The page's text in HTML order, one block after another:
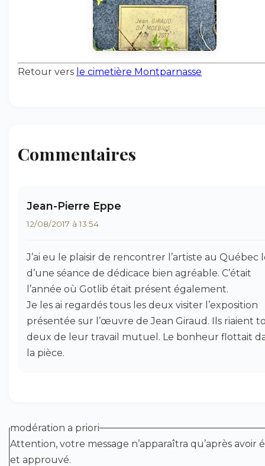
Retour vers le cimetière Montparnasse
Commentaires
Jean-Pierre Eppe
12/08/2017 à 13:54
J’ai eu le plaisir de rencontrer l’artiste au Québec
d’une séance de dédicace bien agréable. C’était
l’année où Gotlib était présent également.
Je les ai regardés tous les deux visiter l’exposition
présentée sur l’œuvre de Jean Giraud. Ils riaient
deux de leur travail mutuel. Le bonheur flottait
la pièce.
modération a priori
Attention, votre message n’apparaîtra qu’après avoir
et approuvé.